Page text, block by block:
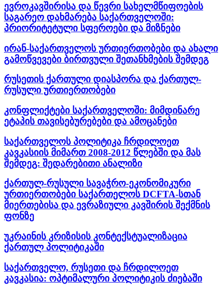
ევროკავშირისა და წევრი სახელმწიფოების
საგარეო დახმარება საქართველოში:
პრიორიტეტული სფეროები და მიზნები
ირან-საქართველოს ურთიერთობები და ახალი
გამოწვევები ბირთვული შეთანხმების შემდეგ
რუსეთის ქართული დიასპორა და ქართულ-
რუსული ურთიერთობები
კონფლიქტები საქართველოში: მიმდინარე
ეტაპის თავისებურებები და ამოცანები
საქართველოს პოლიტიკა ჩრდილოეთ
კავკასიის მიმართ 2008-2012 წლებში და მას
შემდეგ: შედარებითი ანალიზი
ქართულ-რუსული სავაჭრო-ეკონომიკური
ურთიერთობები საქართელოს DCFTA-სთან
მიერთებისა და ევრაზიული კავშირის შექმნის
ფონზე
უკრაინის კრიზისის კონტექსტუალიზაცია
ქართულ პოლიტიკაში
საქართველო, რუსეთი და ჩრდილოეთ
კავკასია: ოპტიმალური პოლიტიკის ძიებაში